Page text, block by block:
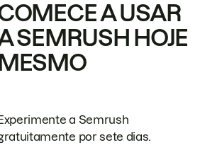
A USAR
SEMRUSH HOJE
MESMO
a Semrush
por sete dias.